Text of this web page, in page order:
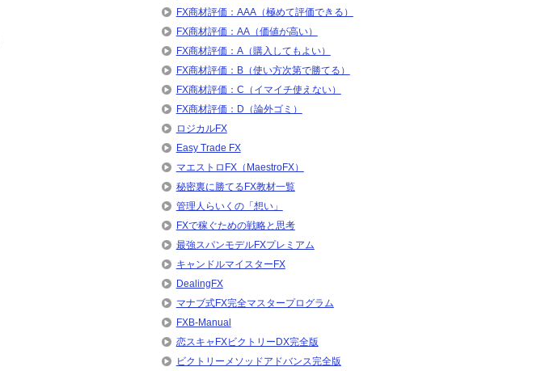
FX商材評価：AAA（極めて評価できる）
FX商材評価：AA（価値が高い）
FX商材評価：A（購入してもよい）
FX商材評価：B（使い方次第で勝てる）
FX商材評価：C（イマイチ使えない）
FX商材評価：D（論外ゴミ）
ロジカルFX
Easy Trade FX
マエストロFX（MaestroFX）
秘密裏に勝てるFX教材一覧
管理人らいくの「想い」
FXで稼ぐための戦略と思考
最強スパンモデルFXプレミアム
キャンドルマイスターFX
DealingFX
マナブ式FX完全マスタープログラム
FXB-Manual
恋スキャFXビクトリーDX完全版
ビクトリーメソッドアドバンス完全版